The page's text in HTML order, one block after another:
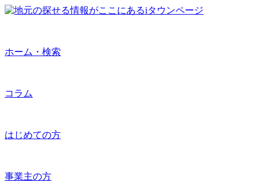
ホーム・検索
コラム
はじめての方
事業主の方